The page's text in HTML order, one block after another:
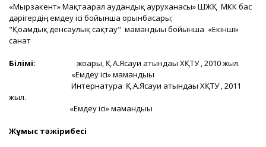
«Мырзакент» Мақтаарал аудандық ауруханасы» ШЖҚ МКК бас
дәрігердің емдеу ісі бойынша орынбасары;
"Қоғамдық денсаулық сақтау" мамандығы бойынша «Екінші»
санат
Білімі: жоғары, Қ.А.Ясауи атындағы ХҚТУ , 2010 жыл.
«Емдеу ісі» мамандығы
Интернатура Қ.А.Ясауи атындағы ХҚТУ , 2011
жыл.
«Емдеу ісі» мамандығы
Жұмыс тәжірибесі